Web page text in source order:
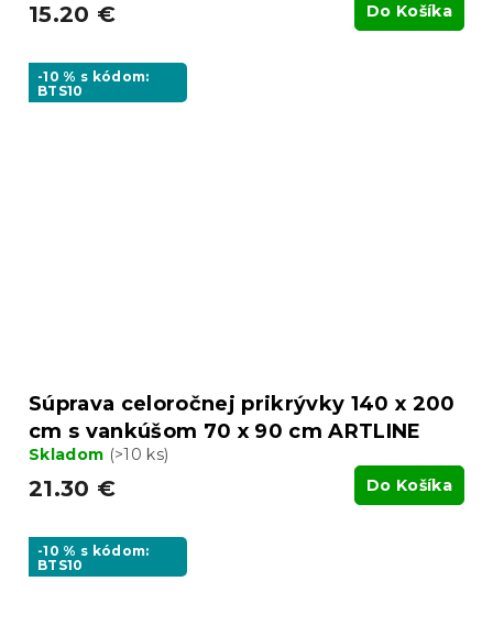
15.20 € Do Košíka
-10 % s kódom:
BTS10
Súprava celoročnej prikrývky 140 x 200
cm s vankúšom 70 x 90 cm ARTLINE
Skladom (>10 ks)
21.30 € Do Košíka
-10 % s kódom:
BTS10